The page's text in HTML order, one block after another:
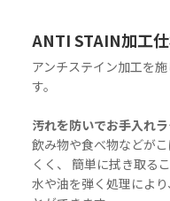
ANTI STAIN加工
アンチステイン加工を
す。
汚れを防いでお手入れ
飲み物や食べ物などが
くく、 簡単に拭き取る
水や油を弾く処理によ